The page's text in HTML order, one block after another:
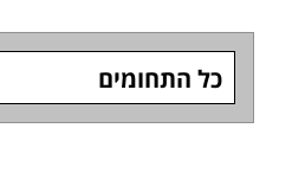
כל התחומים